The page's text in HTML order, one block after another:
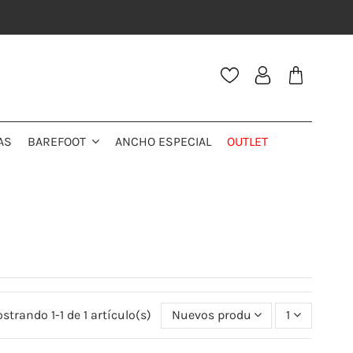
BAREFOOT ANCHO ESPECIAL OUTLET
1-1 de 1 artículo(s) Nuevos productos primeros
1